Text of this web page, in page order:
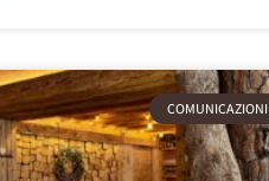
COMUNICAZIONI